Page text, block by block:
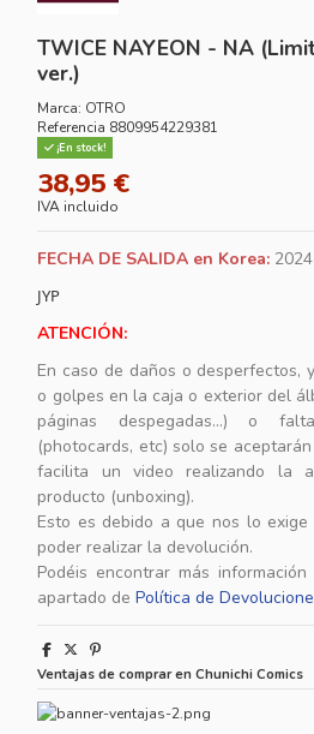
TWICE NAYEON - NA
ver.)
Marca: OTRO
Referencia 8809954229381
¡En stock!
38,95 €
IVA incluido
FECHA DE SALIDA en Korea:
JYP
ATENCIÓN:
En caso de daños o desperfectos,
o golpes en la caja o exterior del
páginas despegadas...) o
(photocards, etc) solo se
facilita un video realizando la
producto (unboxing).
Esto es debido a que nos lo
poder realizar la devolución.
Podéis encontrar más
apartado de Política de
Ventajas de comprar en Chunichi Comics